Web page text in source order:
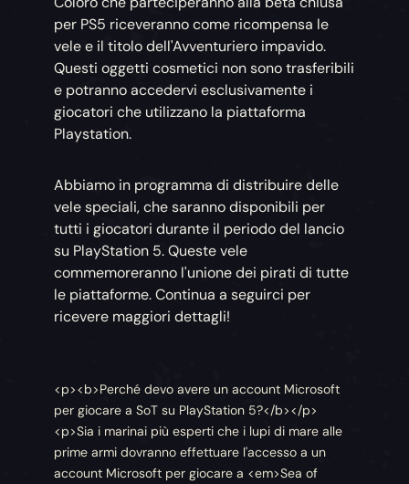
per PS5 riceveranno come ricompensa le
vele e il titolo dell'Avventuriero impavido.
Questi oggetti cosmetici non sono trasferibili
e potranno accedervi esclusivamente i
giocatori che utilizzano la piattaforma
Playstation.
Abbiamo in programma di distribuire delle
vele speciali, che saranno disponibili per
tutti i giocatori durante il periodo del lancio
su PlayStation 5. Queste vele
commemoreranno l'unione dei pirati di tutte
le piattaforme. Continua a seguirci per
ricevere maggiori dettagli!
<p><b>Perché devo avere un account Microsoft
per giocare a SoT su PlayStation 5?</b></p>
<p>Sia i marinai più esperti che i lupi di mare alle
prime armi dovranno effettuare l'accesso a un
account Microsoft per giocare a <em>Sea of